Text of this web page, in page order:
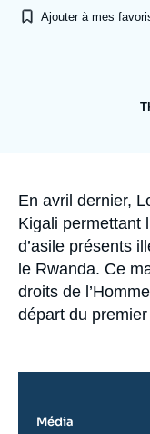
Ajouter à mes
Accroche
En avril dernier,
Kigali permettant
d’asile présents
le Rwanda. Ce
droits de
départ du
Média